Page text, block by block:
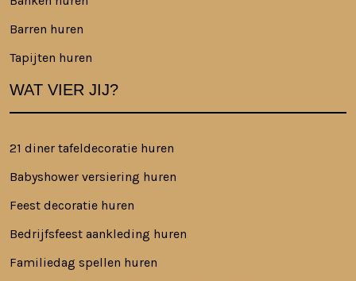
Barren huren
Tapijten huren
WAT VIER JIJ?
21 diner tafeldecoratie huren
Babyshower versiering huren
Feest decoratie huren
Bedrijfsfeest aankleding huren
Familiedag spellen huren